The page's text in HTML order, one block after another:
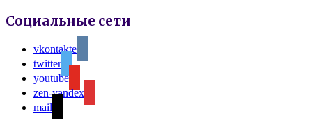
Социальные сети
vkontakte
twitter
youtube
zen-yandex
mail